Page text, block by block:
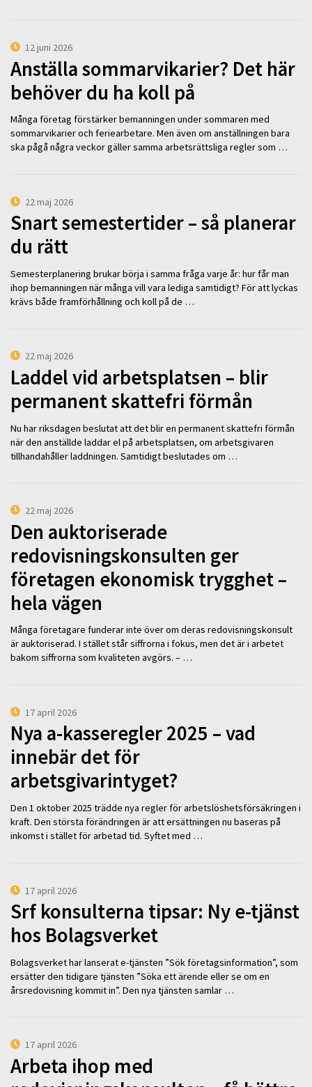
12 juni 2026
Anställa sommarvikarier? Det här
behöver du ha koll på
Många företag förstärker bemanningen under sommaren med
sommarvikarier och feriearbetare. Men även om anställningen bara
ska pågå några veckor gäller samma arbetsrättsliga regler som …
22 maj 2026
Snart semestertider – så planerar
du rätt
Semesterplanering brukar börja i samma fråga varje år: hur får man
ihop bemanningen när många vill vara lediga samtidigt? För att lyckas
krävs både framförhållning och koll på de …
22 maj 2026
Laddel vid arbetsplatsen – blir
permanent skattefri förmån
Nu har riksdagen beslutat att det blir en permanent skattefri förmån
när den anställde laddar el på arbetsplatsen, om arbetsgivaren
tillhandahåller laddningen. Samtidigt beslutades om …
22 maj 2026
Den auktoriserade
redovisningskonsulten ger
företagen ekonomisk trygghet –
hela vägen
Många företagare funderar inte över om deras redovisningskonsult
är auktoriserad. I stället står siffrorna i fokus, men det är i arbetet
bakom siffrorna som kvaliteten avgörs. – …
17 april 2026
Nya a-kasseregler 2025 – vad
innebär det för
arbetsgivarintyget?
Den 1 oktober 2025 trädde nya regler för arbetslöshetsförsäkringen i
kraft. Den största förändringen är att ersättningen nu baseras på
inkomst i stället för arbetad tid. Syftet med …
17 april 2026
Srf konsulterna tipsar: Ny e-tjänst
hos Bolagsverket
Bolagsverket har lanserat e-tjänsten ”Sök företagsinformation”, som
ersätter den tidigare tjänsten ”Söka ett ärende eller se om en
årsredovisning kommit in”. Den nya tjänsten samlar …
17 april 2026
Arbeta ihop med